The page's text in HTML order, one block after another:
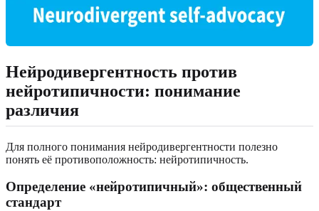
Нейродивергентность против
нейротипичности: понимание
различия
Для полного понимания нейродивергентности полезно
понять её противоположность: нейротипичность.
Определение «нейротипичный»: общественный
стандарт